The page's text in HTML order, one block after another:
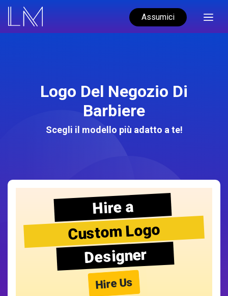
Assumici
Logo Del Negozio Di
Barbiere
Scegli il modello più adatto a te!
Hire a
Custom Logo
Designer
Hire Us